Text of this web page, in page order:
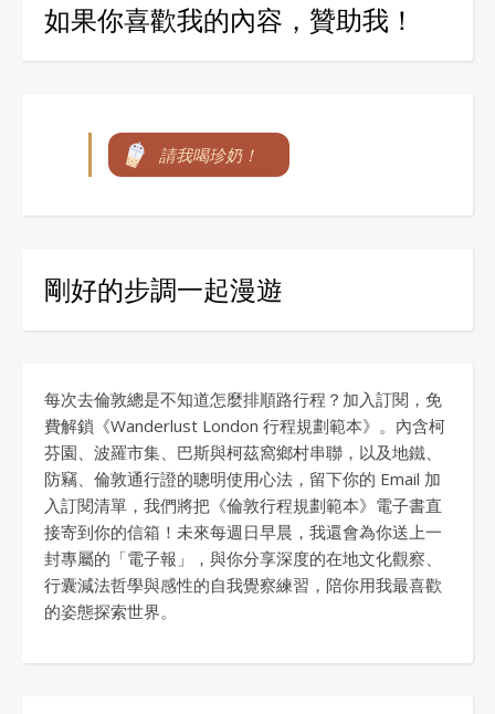
如果你喜歡我的內容，贊助我！
請我喝珍奶！
剛好的步調一起漫遊
每次去倫敦總是不知道怎麼排順路行程？加入訂閱，免
費解鎖《Wanderlust London 行程規劃範本》。內含柯
芬園、波羅市集、巴斯與柯茲窩鄉村串聯，以及地鐵、
防竊、倫敦通行證的聰明使用心法，留下你的 Email 加
入訂閱清單，我們將把《倫敦行程規劃範本》電子書直
接寄到你的信箱！未來每週日早晨，我還會為你送上一
封專屬的「電子報」，與你分享深度的在地文化觀察、
行囊減法哲學與感性的自我覺察練習，陪你用我最喜歡
的姿態探索世界。